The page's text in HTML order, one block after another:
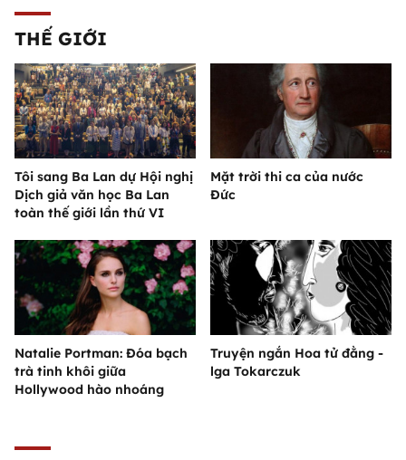
THẾ GIỚI
Tôi sang Ba Lan dự Hội nghị
Dịch giả văn học Ba Lan
toàn thế giới lần thứ VI
Mặt trời thi ca của nước
Đức
Natalie Portman: Đóa bạch
trà tinh khôi giữa
Hollywood hào nhoáng
Truyện ngắn Hoa tử đằng -
lga Tokarczuk